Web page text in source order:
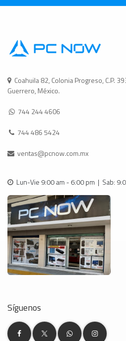
Coahuila 82, Colonia Progreso, C.P.
Guerrero, México.
744 244 4606
744 486 5424
ventas@pcnow.com.mx
Lun-Vie 9:00 am - 6:00 pm | Sab:
Síguenos